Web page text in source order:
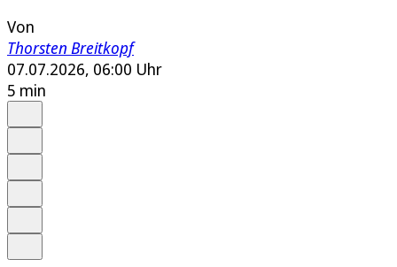
Von
Thorsten Breitkopf
07.07.2026, 06:00 Uhr
5 min